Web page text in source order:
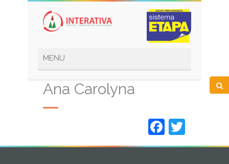
Ana Carolyna